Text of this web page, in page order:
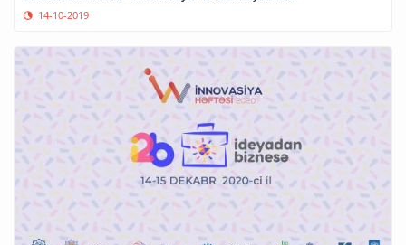
14-10-2019